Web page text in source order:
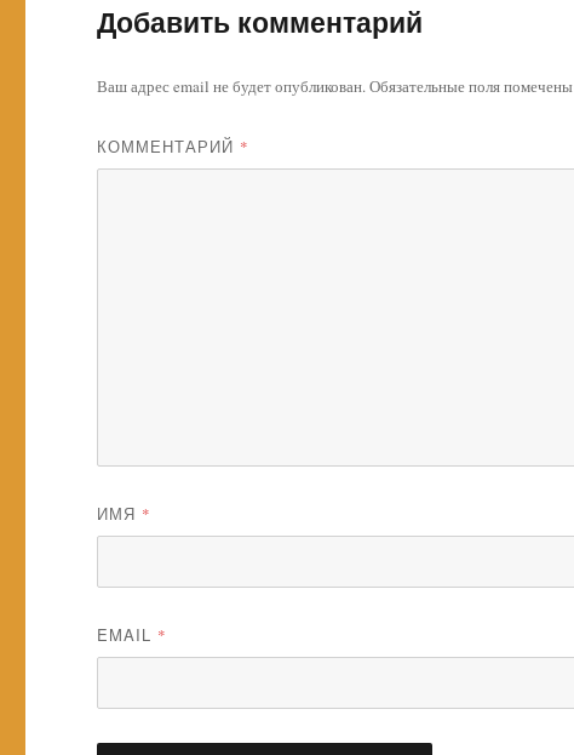
Добавить комментарий
Ваш адрес email не будет опубликован.Обязательные поля помечены
КОММЕНТАРИЙ *
ИМЯ *
EMAIL *